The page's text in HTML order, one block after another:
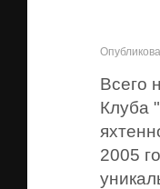
Всего
Клуба
2005